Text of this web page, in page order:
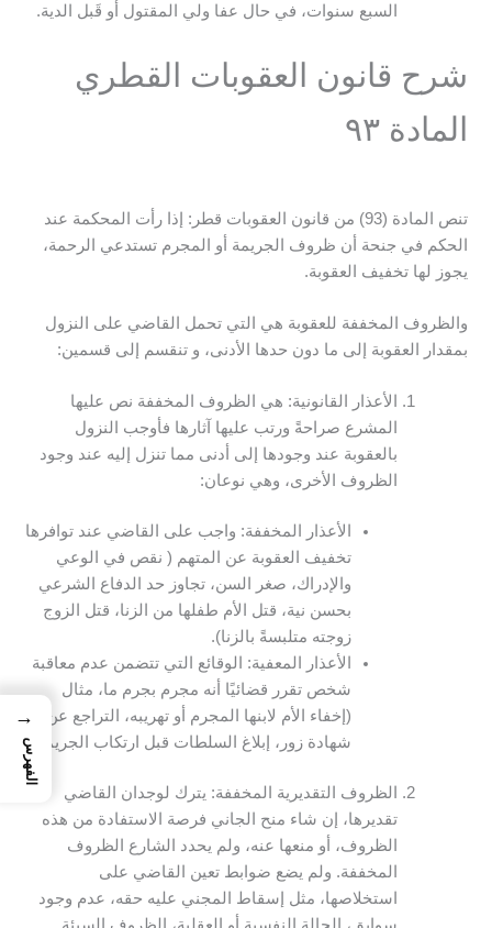
السبع سنوات، في حال عفا ولي المقتول أو قَبل الدية.
شرح قانون العقوبات القطري
المادة ٩٣
تنص المادة (93) من قانون العقوبات قطر: إذا رأت المحكمة عند
الحكم في جنحة أن ظروف الجريمة أو المجرم تستدعي الرحمة،
يجوز لها تخفيف العقوبة.
والظروف المخففة للعقوبة هي التي تحمل القاضي على النزول
بمقدار العقوبة إلى ما دون حدها الأدنى، و تنقسم إلى قسمين:
الأعذار القانونية: هي الظروف المخففة نص عليها
المشرع صراحةً ورتب عليها آثارها فأوجب النزول
بالعقوبة عند وجودها إلى أدنى مما تنزل إليه عند وجود
الظروف الأخرى، وهي نوعان:
الأعذار المخففة: واجب على القاضي عند توافرها
تخفيف العقوبة عن المتهم ( نقص في الوعي
والإدراك، صغر السن، تجاوز حد الدفاع الشرعي
بحسن نية، قتل الأم طفلها من الزنا، قتل الزوج
زوجته متلبسةً بالزنا).
الأعذار المعفية: الوقائع التي تتضمن عدم معاقبة
شخص تقرر قضائيًا أنه مجرم بجرم ما، مثال
(إخفاء الأم لابنها المجرم أو تهريبه، التراجع عن
شهادة زور، إبلاغ السلطات قبل ارتكاب الجريمة).
الظروف التقديرية المخففة: يترك لوجدان القاضي
تقديرها، إن شاء منح الجاني فرصة الاستفادة من هذه
الظروف، أو منعها عنه، ولم يحدد الشارع الظروف
المخففة. ولم يضع ضوابط تعين القاضي على
استخلاصها، مثل إسقاط المجني عليه حقه، عدم وجود
→
الفهرس